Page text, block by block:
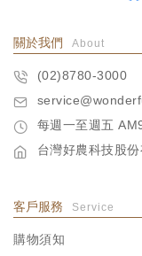
值
會
驗
關於我們 About
(02)8780-3000
每週一至週五
台灣好農科技股
客戶服務 Service
購物須知